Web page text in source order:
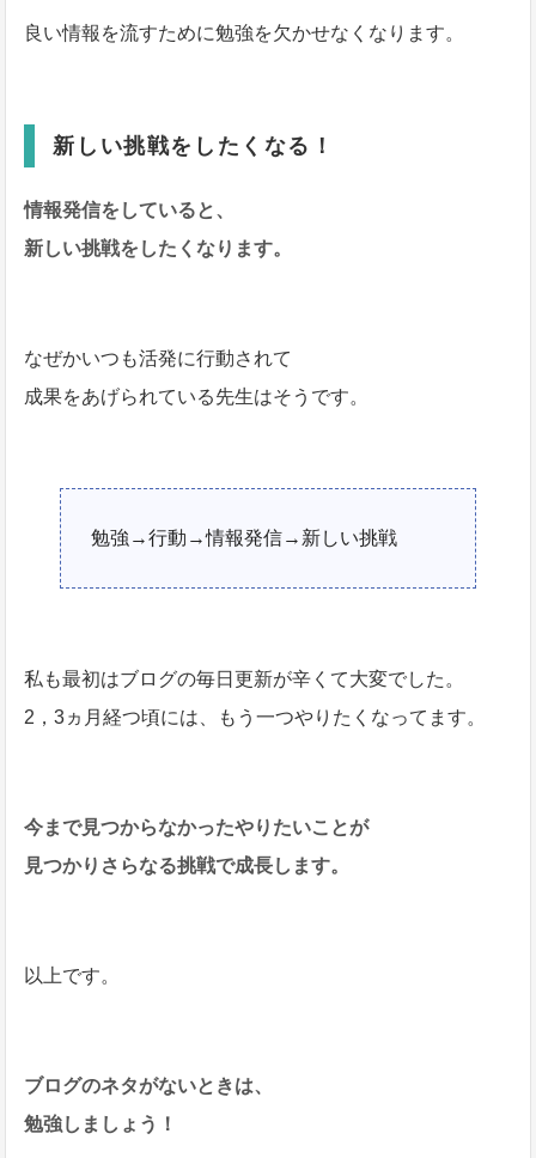
良い情報を流すために勉強を欠かせなくなります。
新しい挑戦をしたくなる！
情報発信をしていると、
新しい挑戦をしたくなります。
なぜかいつも活発に行動されて
成果をあげられている先生はそうです。
勉強→行動→情報発信→新しい挑戦
私も最初はブログの毎日更新が辛くて大変でした。
2，3ヵ月経つ頃には、もう一つやりたくなってます。
今まで見つからなかったやりたいことが
見つかりさらなる挑戦で成長します。
以上です。
ブログのネタがないときは、
勉強しましょう！